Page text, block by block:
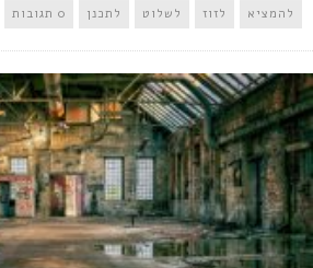
להמציא לזוז לשלוט לתכנן 0 תגובות